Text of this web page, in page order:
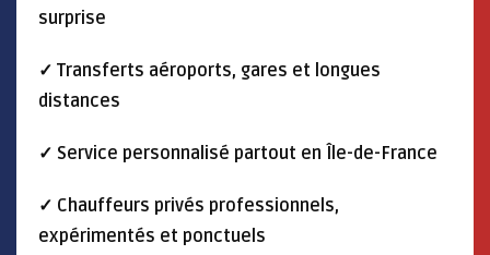
surprise
✓ Transferts aéroports, gares et longues
distances
✓ Service personnalisé partout en Île-de-France
✓ Chauffeurs privés professionnels,
expérimentés et ponctuels